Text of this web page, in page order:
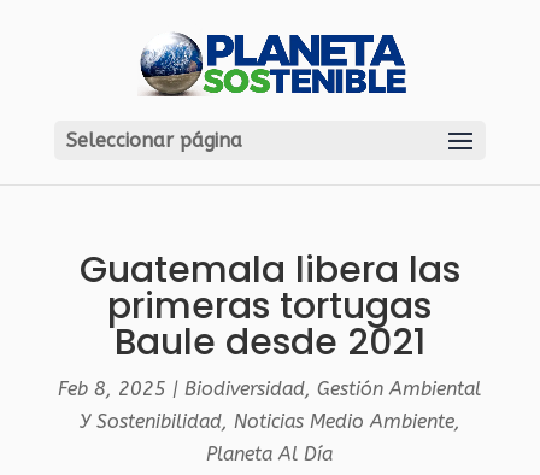
Seleccionar página
Guatemala libera las
primeras tortugas
Baule desde 2021
Feb 8, 2025 |Biodiversidad,Gestión Ambiental
Y Sostenibilidad, Noticias Medio Ambiente,
Planeta Al Día